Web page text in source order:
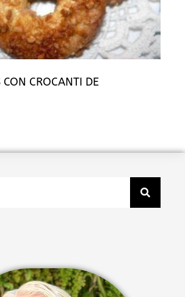
CON CROCANTI DE